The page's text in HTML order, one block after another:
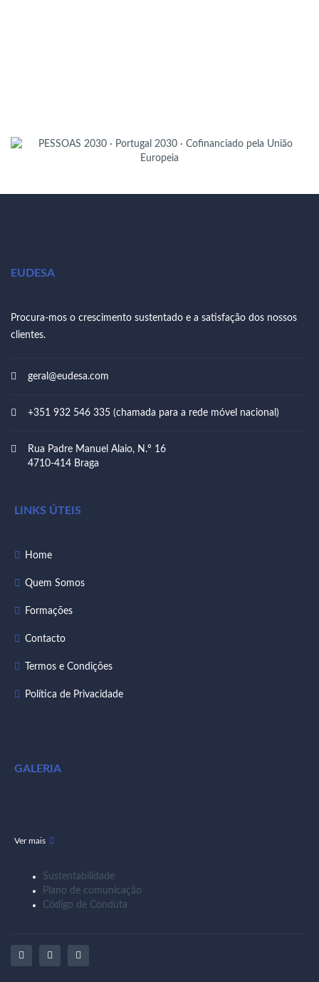
EUDESA
Procura-mos o crescimento sustentado e a satisfação dos nossos
clientes.
geral@eudesa.com
+351 932 546 335 (chamada para a rede móvel nacional)
Rua Padre Manuel Alaio, N.º 16
4710-414 Braga
LINKS ÚTEIS
Home
Quem Somos
Formações
Contacto
Termos e Condições
Política de Privacidade
GALERIA
Ver mais
Sustentabilidade
Plano de comunicação
Código de Conduta